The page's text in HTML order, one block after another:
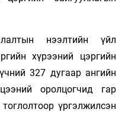
нээлтийн үйл
хүрээний цэргийн
327 дугаар ангийн
оролцогчид гар
үргэлжилсэн